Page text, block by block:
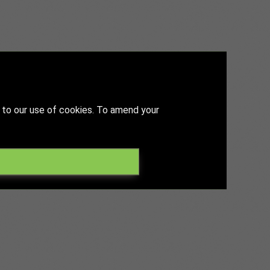
de productos a un amplio abanico
al mismo tiempo su red actual.
our use of cookies. To amend your